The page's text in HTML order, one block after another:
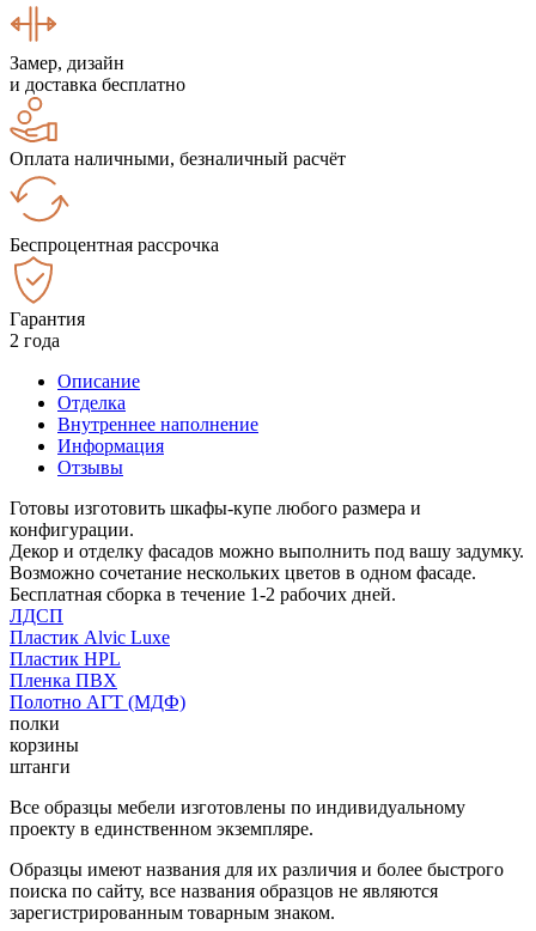
Замер, дизайн
и доставка бесплатно
Оплата наличными, безналичный расчёт
Беспроцентная рассрочка
Гарантия
2 года
Описание
Отделка
Внутреннее наполнение
Информация
Отзывы
Готовы изготовить шкафы-купе любого размера и
конфигурации.
Декор и отделку фасадов можно выполнить под вашу задумку.
Возможно сочетание нескольких цветов в одном фасаде.
Бесплатная сборка в течение 1-2 рабочих дней.
ЛДСП
Пластик Alvic Luxe
Пластик HPL
Пленка ПВХ
Полотно АГТ (МДФ)
полки
корзины
штанги
Все образцы мебели изготовлены по индивидуальному
проекту в единственном экземпляре.
Образцы имеют названия для их различия и более быстрого
поиска по сайту, все названия образцов не являются
зарегистрированным товарным знаком.